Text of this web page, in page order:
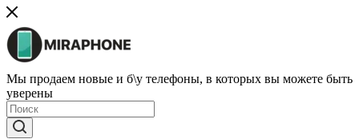
Мы продаем новые и б\у телефоны, в которых вы можете быть
уверены